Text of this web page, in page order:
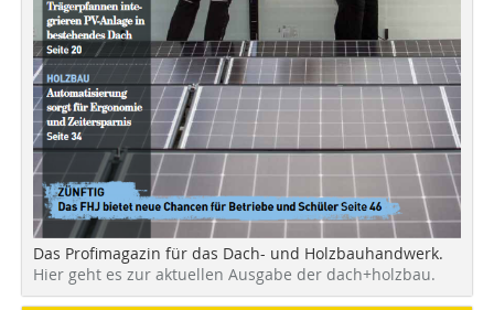
Das Profimagazin für das Dach- und Holzbauhandwerk.
Hier geht es zur aktuellen Ausgabe der dach+holzbau.